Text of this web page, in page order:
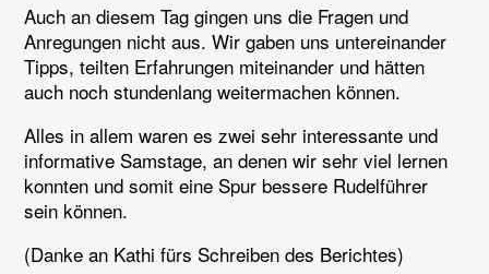
Auch an diesem Tag gingen uns die Fragen und
Anregungen nicht aus. Wir gaben uns untereinander
Tipps, teilten Erfahrungen miteinander und hätten
auch noch stundenlang weitermachen können.
Alles in allem waren es zwei sehr interessante und
informative Samstage, an denen wir sehr viel lernen
konnten und somit eine Spur bessere Rudelführer
sein können.
(Danke an Kathi fürs Schreiben des Berichtes)